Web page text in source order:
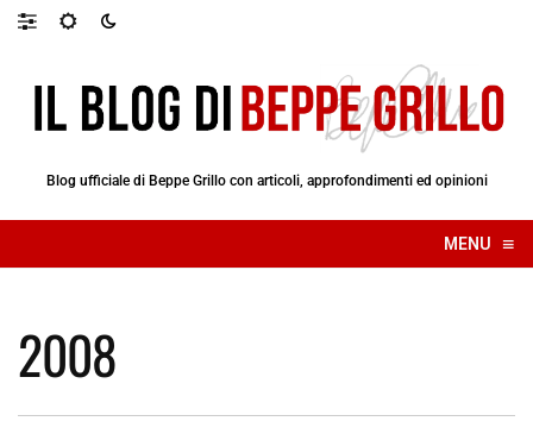
Blog ufficiale di Beppe Grillo con articoli, approfondimenti ed opinioni
MENU ≡
☰
2008